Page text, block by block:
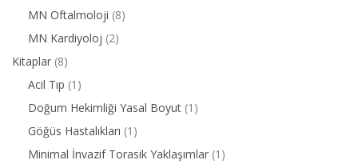
MN Oftalmoloji (8)
MN Kardiyoloj (2)
Kitaplar (8)
Acil Tıp (1)
Doğum Hekimliği Yasal Boyut (1)
Göğüs Hastalıkları (1)
Minimal İnvazif Torasik Yaklaşımlar (1)